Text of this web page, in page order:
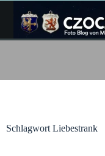
Inhalt
springen
Schlagwort Liebestrank